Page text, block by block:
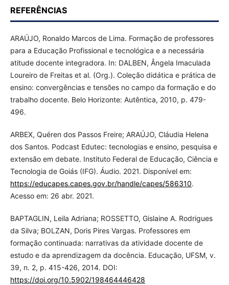
REFERÊNCIAS
ARAÚJO, Ronaldo Marcos de Lima. Formação de professores
para a Educação Profissional e tecnológica e a necessária
atitude docente integradora. In: DALBEN, Ângela Imaculada
Loureiro de Freitas et al. (Org.). Coleção didática e prática de
ensino: convergências e tensões no campo da formação e do
trabalho docente. Belo Horizonte: Autêntica, 2010, p. 479-
496.
ARBEX, Quéren dos Passos Freire; ARAÚJO, Cláudia Helena
dos Santos. Podcast Edutec: tecnologias e ensino, pesquisa e
extensão em debate. Instituto Federal de Educação, Ciência e
Tecnologia de Goiás (IFG). Áudio. 2021. Disponível em:
https://educapes.capes.gov.br/handle/capes/586310.
Acesso em: 26 abr. 2021.
BAPTAGLIN, Leila Adriana; ROSSETTO, Gislaine A. Rodrigues
da Silva; BOLZAN, Doris Pires Vargas. Professores em
formação continuada: narrativas da atividade docente de
estudo e da aprendizagem da docência. Educação, UFSM, v.
39, n. 2, p. 415-426, 2014. DOI:
https://doi.org/10.5902/198464446428